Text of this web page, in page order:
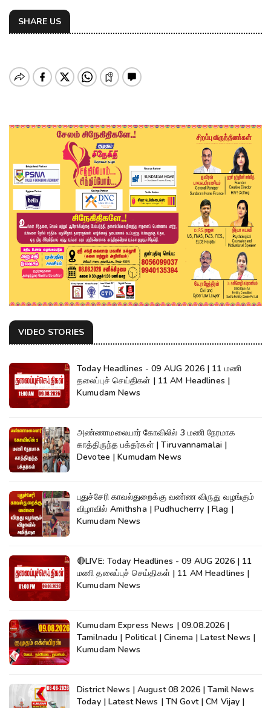
SHARE US
VIDEO STORIES
Today Headlines - 09 AUG 2026 | 11 மணி
தலைப்புச் செய்திகள் | 11 AM Headlines |
Kumudam News
அண்ணாமலையார் கோவிலில் 3 மணி நேரமாக
காத்திருந்த பக்தர்கள் | Tiruvannamalai |
Devotee | Kumudam News
புதுச்சேரி காவல்துறைக்கு வண்ண விருது வழங்கும்
விழாவில் Amithsha | Pudhucherry | Flag |
Kumudam News
🔴LIVE: Today Headlines - 09 AUG 2026 | 11
மணி தலைப்புச் செய்திகள் | 11 AM Headlines |
Kumudam News
Kumudam Express News | 09.08.2026 |
Tamilnadu | Political | Cinema | Latest News |
Kumudam News
District News | August 08 2026 | Tamil News
Today | Latest News | TN Govt | CM Vijay |